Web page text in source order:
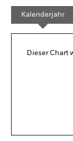
Kalenderjahr
Dieser Chart